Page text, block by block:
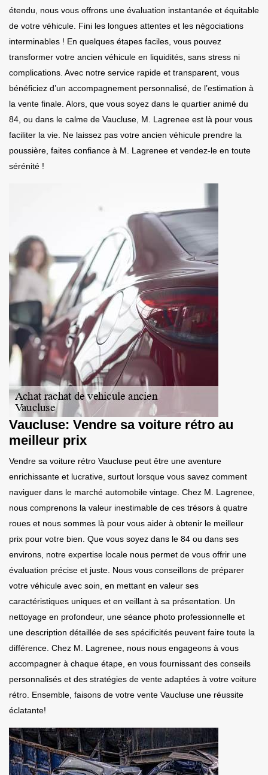
étendu, nous vous offrons une évaluation instantanée et équitable
de votre véhicule. Fini les longues attentes et les négociations
interminables ! En quelques étapes faciles, vous pouvez
transformer votre ancien véhicule en liquidités, sans stress ni
complications. Avec notre service rapide et transparent, vous
bénéficiez d’un accompagnement personnalisé, de l’estimation à
la vente finale. Alors, que vous soyez dans le quartier animé du
84, ou dans le calme de Vaucluse, M. Lagrenee est là pour vous
faciliter la vie. Ne laissez pas votre ancien véhicule prendre la
poussière, faites confiance à M. Lagrenee et vendez-le en toute
sérénité !
Vaucluse: Vendre sa voiture rétro au
meilleur prix
Vendre sa voiture rétro Vaucluse peut être une aventure
enrichissante et lucrative, surtout lorsque vous savez comment
naviguer dans le marché automobile vintage. Chez M. Lagrenee,
nous comprenons la valeur inestimable de ces trésors à quatre
roues et nous sommes là pour vous aider à obtenir le meilleur
prix pour votre bien. Que vous soyez dans le 84 ou dans ses
environs, notre expertise locale nous permet de vous offrir une
évaluation précise et juste. Nous vous conseillons de préparer
votre véhicule avec soin, en mettant en valeur ses
caractéristiques uniques et en veillant à sa présentation. Un
nettoyage en profondeur, une séance photo professionnelle et
une description détaillée de ses spécificités peuvent faire toute la
différence. Chez M. Lagrenee, nous nous engageons à vous
accompagner à chaque étape, en vous fournissant des conseils
personnalisés et des stratégies de vente adaptées à votre voiture
rétro. Ensemble, faisons de votre vente Vaucluse une réussite
éclatante!